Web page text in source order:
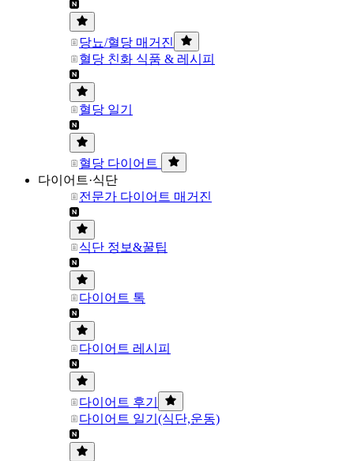
당뇨/혈당 매거진
혈당 친화 식품 & 레시피
혈당 일기
혈당 다이어트
다이어트·식단
전문가 다이어트 매거진
식단 정보&꿀팁
다이어트 톡
다이어트 레시피
다이어트 후기
다이어트 일기(식단,운동)